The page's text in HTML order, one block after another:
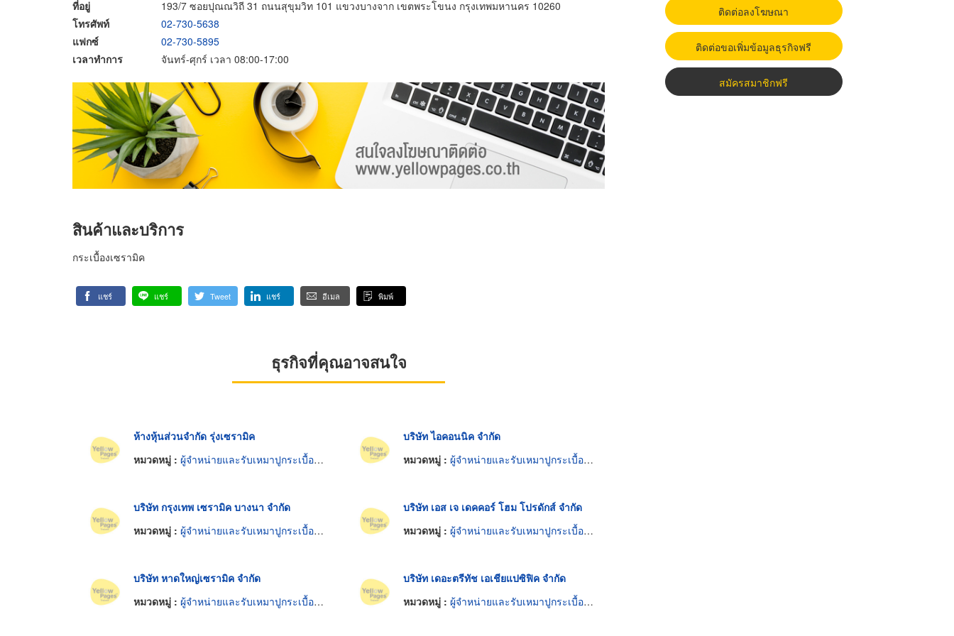
ที่อยู่
193/7 ซอยปุณณวิถี 31 ถนนสุขุมวิท 101 แขวงบางจาก เขตพระโขนง กรุงเทพมหานคร 10260
โทรศัพท์
02-730-5638
แฟกซ์
02-730-5895
เวลาทำการ
จันทร์-ศุกร์ เวลา 08:00-17:00
สินค้าและบริการ
กระเบื้องเซรามิค
แชร์ แชร์ Tweet แชร์ อีเมล พิมพ์
ธุรกิจที่คุณอาจสนใจ
ห้างหุ้นส่วนจำกัด รุ่งเซรามิค
หมวดหมู่ : ผู้จำหน่ายและรับเหมาปูกระเบื้องเซรามิก
บริษัท ไอคอนนิค จำกัด
หมวดหมู่ : ผู้จำหน่ายและรับเหมาปูกระเบื้องเซรามิก
บริษัท กรุงเทพ เซรามิค บางนา จำกัด
หมวดหมู่ : ผู้จำหน่ายและรับเหมาปูกระเบื้องเซรามิก
บริษัท เอส เจ เดคคอร์ โฮม โปรดักส์ จำกัด
หมวดหมู่ : ผู้จำหน่ายและรับเหมาปูกระเบื้องเซรามิก
บริษัท หาดใหญ่เซรามิค จำกัด
หมวดหมู่ : ผู้จำหน่ายและรับเหมาปูกระเบื้องเซรามิก
บริษัท เดอะตรีทัช เอเชียแปซิฟิค จำกัด
หมวดหมู่ : ผู้จำหน่ายและรับเหมาปูกระเบื้องเซรามิก
ติดต่อลงโฆษณา
ติดต่อขอเพิ่มข้อมูลธุรกิจฟรี
สมัครสมาชิกฟรี